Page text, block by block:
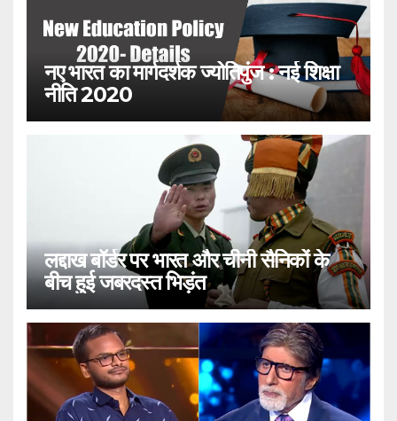
नए भारत का मार्गदर्शक ज्योतिपुंज : नई शिक्षा
नीति 2020
लद्दाख बॉर्डर पर भारत और चीनी सैनिकों के
बीच हुई जबरदस्त भिड़ंत